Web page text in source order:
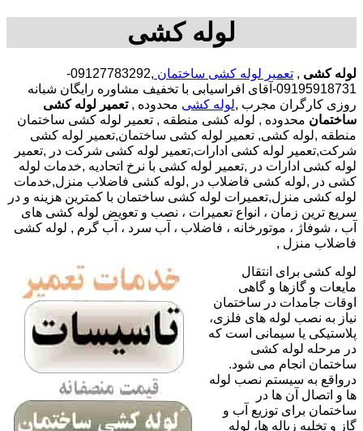
لوله کشی
لوله کشی , تعمیر لوله کشی ساختمان
,09127783292-
09195918731-آقای افراسیابی با تخفیف مشاوره رایگان شبانه
روزی کارگران مجرب ,لوله کشی محدوده ,تعمیر لوله کشی
ساختمان محدوده , لوله کشی منطقه , تعمیر لوله کشی ساختمان
منطقه ,لوله کشی, تعمیر لوله کشی ساختمان,تعمیر لوله کشی
شرکت,تعمیر لوله کشی ادارات,تعمیر لوله کشی شرکت در ,تعمیر
لوله کشی ادارات در ,تعمیر لوله کشی با نرخ اتحادیه ,خدمات لوله
کشی در ,لوله کشی فاضلاب در ,لوله کشی فاضلاب منزل,خدمات
لوله کشی منزل,تعمیرات لوله کشی ساختمان با کمترین هزینه و در
سریع ترین زمان ، انواع تعمیرات ، نصب و تعویض لوله کشی های
آب ، شوفاژ ، موتورخانه ، فاضلاب ، آب سرد ، آب گرم , لوله کشی
فاضلاب منزل ,
لوله کشی برای انتقال
مایعات و گازها و گاهی
اوقات جامدات در ساختمان
نیاز به نصب لوله های فلزی،
پلاستیکی یا سیمانی است که
در مرحله لوله کشی
ساختمان انجام می شود.
درواقع به سیستم نصب لوله
ها و اتصال آن ها در
ساختمان برای توزیع آب و
گاز و تخلیه زباله ها، لوله